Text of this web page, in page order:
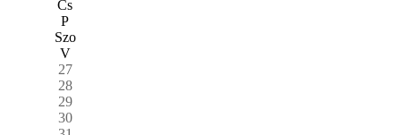
Cs
P
Szo
V
27
28
29
30